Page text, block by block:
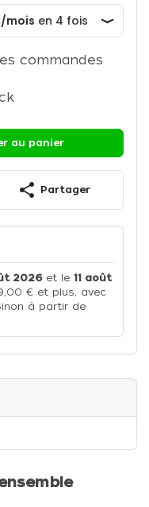
commandes
au panier
share Partager
2026et le 11 août
€ et plus, avec
à partir de